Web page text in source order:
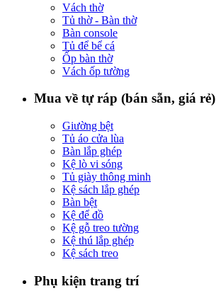
Vách thờ
Tủ thờ - Bàn thờ
Bàn console
Tủ để bể cá
Ốp bàn thờ
Vách ốp tường
Mua về tự ráp (bán sẵn, giá rẻ)
Giường bệt
Tủ áo cửa lùa
Bàn lắp ghép
Kệ lò vi sóng
Tủ giày thông minh
Kệ sách lắp ghép
Bàn bệt
Kệ để đồ
Kệ gỗ treo tường
Kệ thú lắp ghép
Kệ sách treo
Phụ kiện trang trí